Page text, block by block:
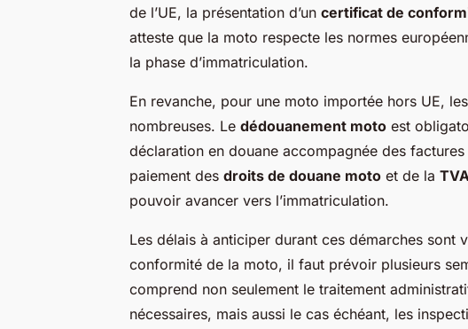
de l’UE, la présentation d’un certificat de
atteste que la moto respecte les normes
la phase d’immatriculation.
En revanche, pour une moto importée hors UE,
nombreuses. Le dédouanement moto est
déclaration en douane accompagnée des
paiement des droits de douane moto et de la
pouvoir avancer vers l’immatriculation.
Les délais à anticiper durant ces démarches sont
conformité de la moto, il faut prévoir plusieurs
comprend non seulement le traitement
nécessaires, mais aussi le cas échéant, les